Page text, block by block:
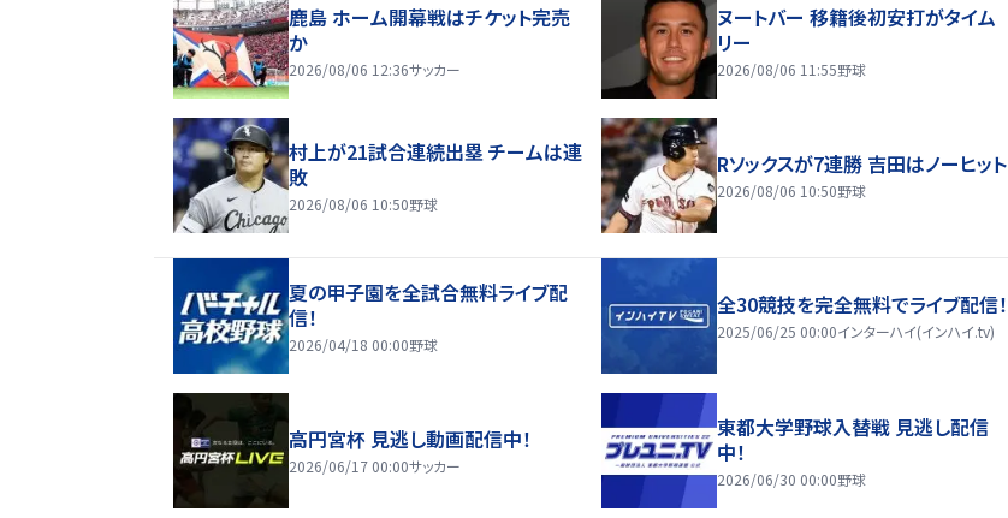
鹿島 ホーム開幕戦はチケット完売
か
2026/08/06 12:36サッカー
ヌートバー 移籍後初安打がタイム
リー
2026/08/06 11:55野球
村上が21試合連続出塁 チームは連
敗
2026/08/06 10:50野球
Rソックスが7連勝 吉田はノーヒット
2026/08/06 10:50野球
夏の甲子園を全試合無料ライブ配
信！
2026/04/18 00:00野球
全30競技を完全無料でライブ配信！
2025/06/25 00:00インターハイ(インハイ.tv)
高円宮杯 見逃し動画配信中！
2026/06/17 00:00サッカー
東都大学野球入替戦 見逃し配信
中！
2026/06/30 00:00野球